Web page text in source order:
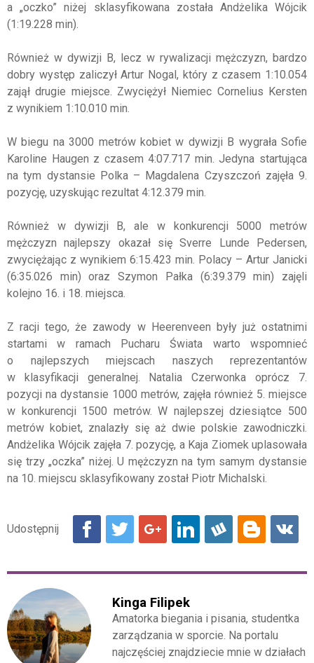
a „oczko” niżej sklasyfikowana została Andżelika Wójcik
(1:19.228 min).
Również w dywizji B, lecz w rywalizacji mężczyzn, bardzo
dobry występ zaliczył Artur Nogal, który z czasem 1:10.054
zajął drugie miejsce. Zwyciężył Niemiec Cornelius Kersten
z wynikiem 1:10.010 min.
W biegu na 3000 metrów kobiet w dywizji B wygrała Sofie
Karoline Haugen z czasem 4:07.717 min. Jedyna startująca
na tym dystansie Polka – Magdalena Czyszczoń zajęła 9.
pozycję, uzyskując rezultat 4:12.379 min.
Również w dywizji B, ale w konkurencji 5000 metrów
mężczyzn najlepszy okazał się Sverre Lunde Pedersen,
zwyciężając z wynikiem 6:15.423 min. Polacy – Artur Janicki
(6:35.026 min) oraz Szymon Pałka (6:39.379 min) zajęli
kolejno 16. i 18. miejsca.
Z racji tego, że zawody w Heerenveen były już ostatnimi
startami w ramach Pucharu Świata warto wspomnieć
o najlepszych miejscach naszych reprezentantów
w klasyfikacji generalnej. Natalia Czerwonka oprócz 7.
pozycji na dystansie 1000 metrów, zajęła również 5. miejsce
w konkurencji 1500 metrów. W najlepszej dziesiątce 500
metrów kobiet, znalazły się aż dwie polskie zawodniczki.
Andżelika Wójcik zajęła 7. pozycję, a Kaja Ziomek uplasowała
się trzy „oczka” niżej. U mężczyzn na tym samym dystansie
na 10. miejscu sklasyfikowany został Piotr Michalski.
Kinga Filipek
Amatorka biegania i pisania, studentka
zarządzania w sporcie. Na portalu
najczęściej znajdziecie mnie w działach